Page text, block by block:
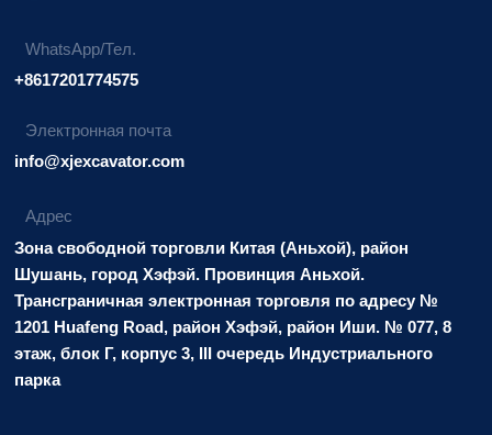
WhatsApp/Тел.
+8617201774575
Электронная почта
info@xjexcavator.com
Адрес
Зона свободной торговли Китая (Аньхой), район
Шушань, город Хэфэй. Провинция Аньхой.
Трансграничная электронная торговля по адресу №
1201 Huafeng Road, район Хэфэй, район Иши. № 077, 8
этаж, блок Г, корпус 3, III очередь Индустриального
парка